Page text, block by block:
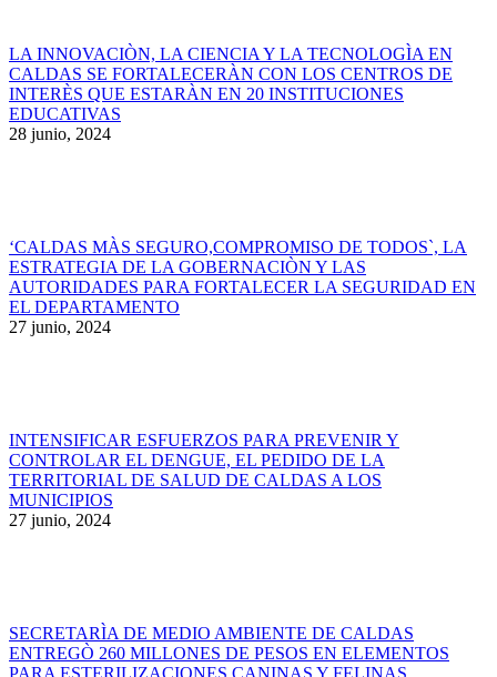
LA INNOVACIÒN, LA CIENCIA Y LA TECNOLOGÌA EN
CALDAS SE FORTALECERÀN CON LOS CENTROS DE
INTERÈS QUE ESTARÀN EN 20 INSTITUCIONES
EDUCATIVAS
28 junio, 2024
‘CALDAS MÀS SEGURO,COMPROMISO DE TODOS`, LA
ESTRATEGIA DE LA GOBERNACIÒN Y LAS
AUTORIDADES PARA FORTALECER LA SEGURIDAD EN
EL DEPARTAMENTO
27 junio, 2024
INTENSIFICAR ESFUERZOS PARA PREVENIR Y
CONTROLAR EL DENGUE, EL PEDIDO DE LA
TERRITORIAL DE SALUD DE CALDAS A LOS
MUNICIPIOS
27 junio, 2024
SECRETARÌA DE MEDIO AMBIENTE DE CALDAS
ENTREGÒ 260 MILLONES DE PESOS EN ELEMENTOS
PARA ESTERILIZACIONES CANINAS Y FELINAS